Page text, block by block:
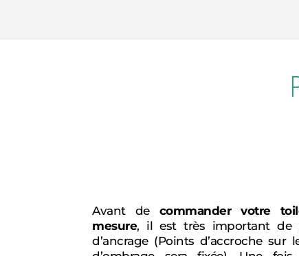
Avant de commander votre
mesure, il est très important de
d’ancrage (Points d’accroche sur